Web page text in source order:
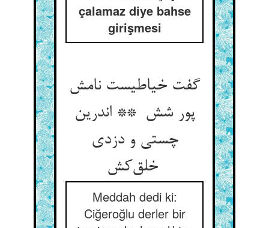
çalamaz diye bahse
girişmesi
گفت خیاطیست نامش
پور شش ** اندرین
چستی و دزدی
خلق‌کش
Meddah dedi ki:
Ciğeroğlu derler bir